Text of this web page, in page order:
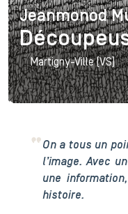
Jeanmonod
Martigny-Ville (VS)
On a tous un
l’image. Avec
une
histoire.